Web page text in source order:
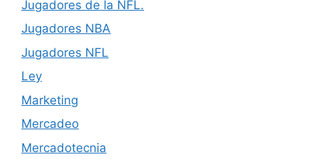
Jugadores de la NFL.
Jugadores NBA
Jugadores NFL
Ley
Marketing
Mercadeo
Mercadotecnia